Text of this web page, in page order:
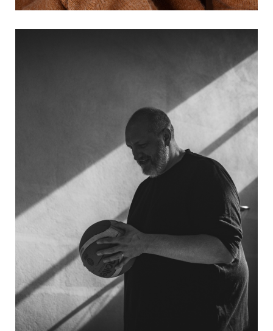
Être proche aidant d’une personne avec un Trouble du Spectre
comprendre… parfois douter aussi. Le groupe Parent’’aise
propose des temps d’échange et d’information dédiés aux
parents, grands-parents, fratries ou toute...